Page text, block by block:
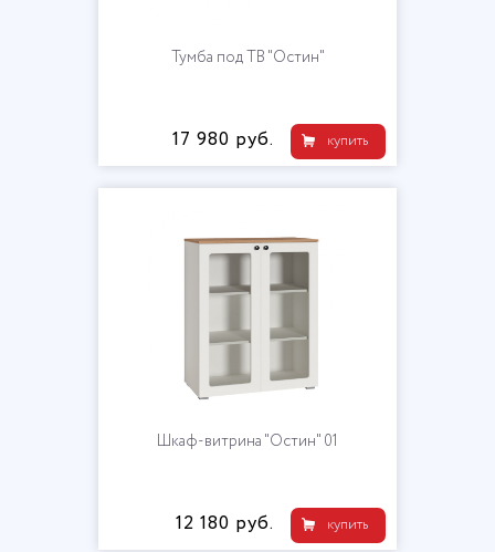
Тумба под ТВ "Остин"
купить
17 980 руб.
Шкаф-витрина "Остин" 01
купить
12 180 руб.